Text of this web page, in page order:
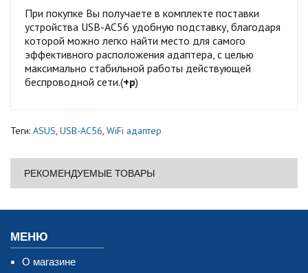
При покупке Вы получаете в комплекте поставки
устройства USB-AC56 удобную подставку, благодаря
которой можно легко найти место для самого
эффективного расположения адаптера, с целью
максимально стабильной работы действующей
беспроводной сети.(+р)
Теги: ASUS, USB-AC56, WiFi адаптер
РЕКОМЕНДУЕМЫЕ ТОВАРЫ
МЕНЮ
О магазине